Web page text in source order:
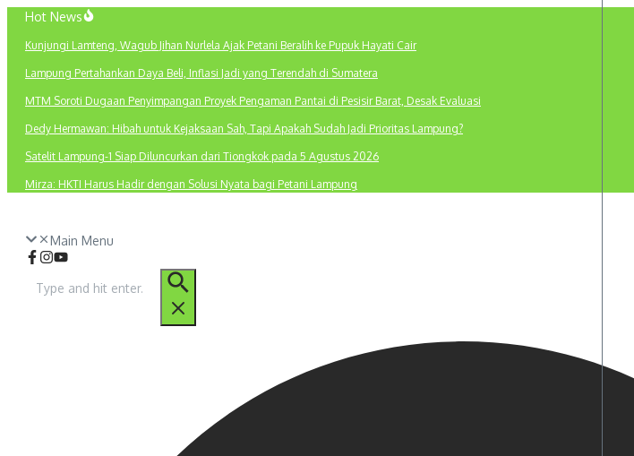
Lewati
konten
Hot News
Kunjungi Lamteng, Wagub Jihan Nurlela Ajak Petani Beralih ke Pupuk Hayati Cair
Lampung Pertahankan Daya Beli, Inflasi Jadi yang Terendah di Sumatera
MTM Soroti Dugaan Penyimpangan Proyek Pengaman Pantai di Pesisir Barat, Desak Evaluasi
Dedy Hermawan: Hibah untuk Kejaksaan Sah, Tapi Apakah Sudah Jadi Prioritas Lampung?
Satelit Lampung-1 Siap Diluncurkan dari Tiongkok pada 5 Agustus 2026
Mirza: HKTI Harus Hadir dengan Solusi Nyata bagi Petani Lampung
Main Menu
untuk: